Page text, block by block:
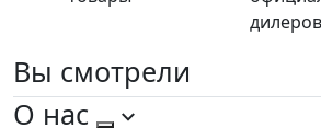
дилеров
Вы смотрели
О нас